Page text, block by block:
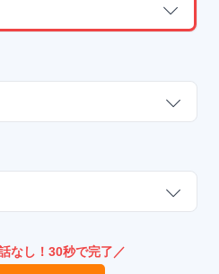
なし！30秒で完了／